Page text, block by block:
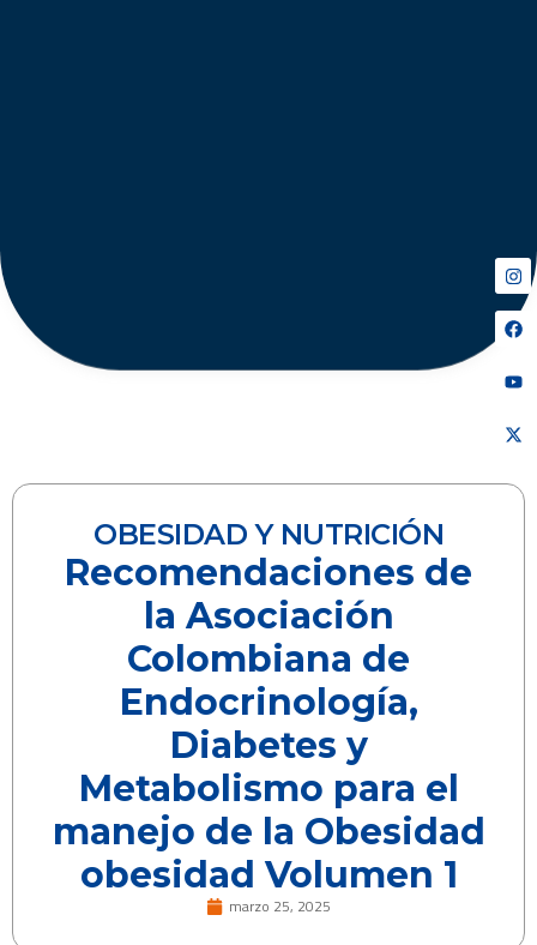
OBESIDAD Y NUTRICIÓN
Recomendaciones de
la Asociación
Colombiana de
Endocrinología,
Diabetes y
Metabolismo para el
manejo de la Obesidad
obesidad Volumen 1
marzo 25, 2025